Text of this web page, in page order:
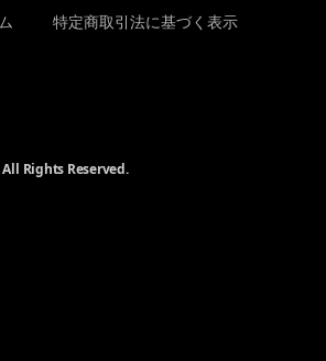
特定商取引法に基づく表示
Rights Reserved.